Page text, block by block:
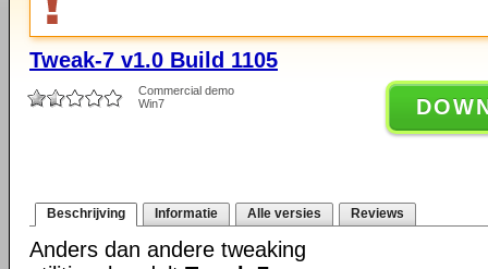
Tweak-7 v1.0 Build 1105
Commercial demo
Win7
Beschrijving Informatie Alle versies Reviews
Anders dan andere tweaking